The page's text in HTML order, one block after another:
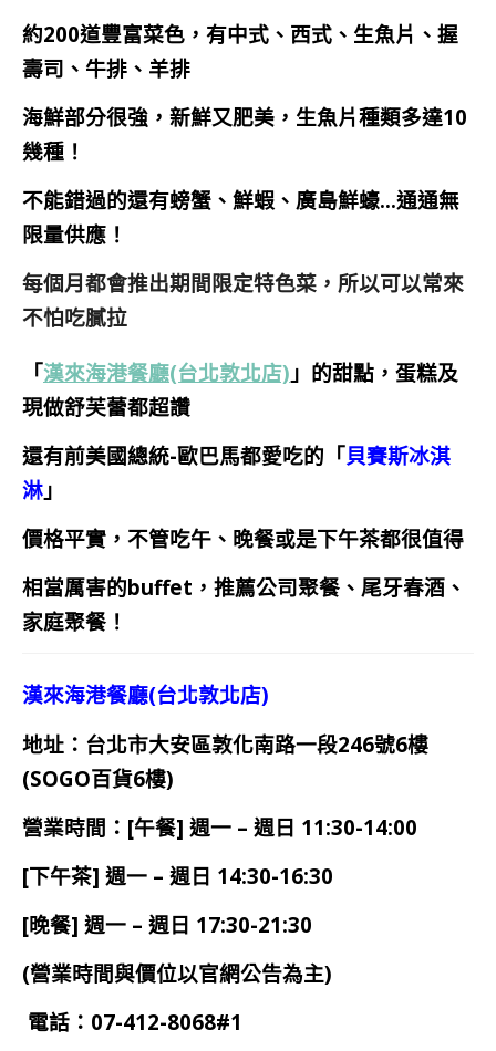
約200道豐富菜色，有中式、西式、生魚片、握
壽司、牛排、羊排
海鮮部分很強，新鮮又肥美，生魚片種類多達10
幾種！
不能錯過的還有螃蟹、鮮蝦、廣島鮮蠔…通通無
限量供應！
每個月都會推出期間限定特色菜，所以可以常來
不怕吃膩拉
「漢來海港餐廳(台北敦北店) 」 的甜點，蛋糕及
現做舒芙蕾都超讚
還有前美國總統-歐巴馬都愛吃的 「貝賽斯冰淇
淋 」
價格平實，不管吃午、晚餐或是下午茶都很值得
相當厲害的buffet，推薦公司聚餐、尾牙春酒、
家庭聚餐！
漢來海港餐廳(台北敦北店)
地址：台北市大安區敦化南路一段246號6樓
(SOGO百貨6樓)
營業時間： [午餐] 週一 – 週日 11:30-14:00
[下午茶] 週一 – 週日 14:30-16:30
[晚餐] 週一 – 週日 17:30-21:30
(營業時間與價位以官網公告為主)
電話：07-412-8068#1